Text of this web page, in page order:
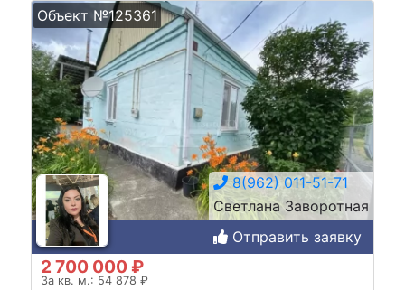
Объект №125361
8(962) 011-51-71
Светлана Заворотная
Отправить заявку
2 700 000 ₽
За кв. м.: 54 878 ₽